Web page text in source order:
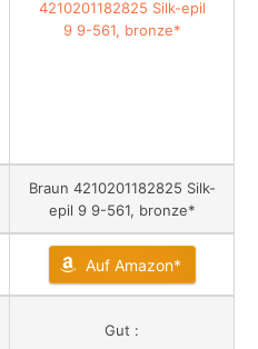
Braun 4210201182825 Silk-
epil 9 9-561, bronze*
Auf Amazon*
Gut :